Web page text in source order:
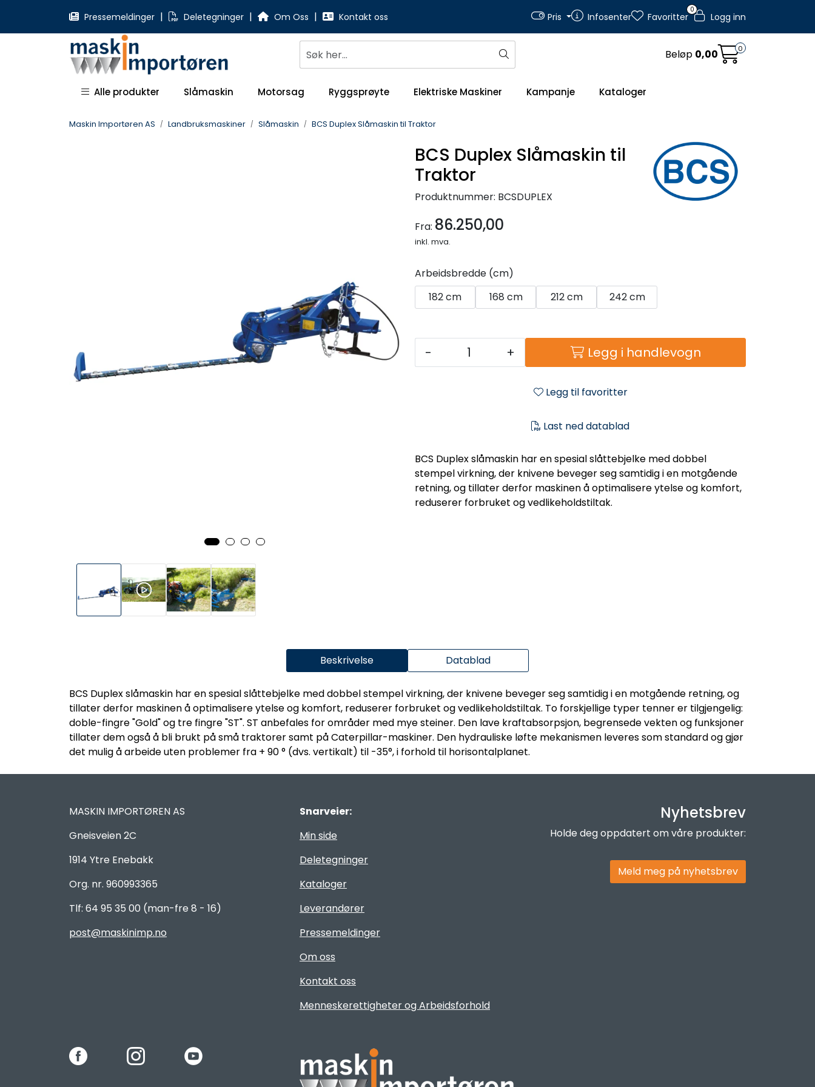
Pressemeldinger | Deletegninger | Om Oss | Kontakt oss Pris Infosenter
0
Favoritter Logg inn
Beløp 0,00 0
Alle produkter Slåmaskin Motorsag Ryggsprøyte Elektriske Maskiner Kampanje Kataloger
Maskin Importøren AS Landbruksmaskiner Slåmaskin BCS Duplex Slåmaskin til Traktor
BCS Duplex Slåmaskin til
Traktor
Produktnummer: BCSDUPLEX
Fra: 86.250,00
inkl. mva.
Arbeidsbredde (cm)
182 cm
168 cm 212 cm 242 cm
- + Legg i handlevogn
Legg til favoritter
Last ned datablad
BCS Duplex slåmaskin har en spesial slåttebjelke med dobbel
stempel virkning, der knivene beveger seg samtidig i en motgående
retning, og tillater derfor maskinen å optimalisere ytelse og komfort,
reduserer forbruket og vedlikeholdstiltak.
Beskrivelse Datablad
BCS Duplex slåmaskin har en spesial slåttebjelke med dobbel stempel virkning, der knivene beveger seg samtidig i en motgående retning, og
tillater derfor maskinen å optimalisere ytelse og komfort, reduserer forbruket og vedlikeholdstiltak. To forskjellige typer tenner er tilgjengelig:
doble-fingre "Gold" og tre fingre "ST". ST anbefales for områder med mye steiner. Den lave kraftabsorpsjon, begrensede vekten og funksjoner
tillater dem også å bli brukt på små traktorer samt på Caterpillar-maskiner. Den hydrauliske løfte mekanismen leveres som standard og gjør
det mulig å arbeide uten problemer fra + 90 ° (dvs. vertikalt) til -35°, i forhold til horisontalplanet.
MASKIN IMPORTØREN AS
Gneisveien 2C
1914 Ytre Enebakk
Org. nr. 960993365
Tlf: 64 95 35 00 (man-fre 8 - 16)
post@maskinimp.no
Snarveier:
Min side
Deletegninger
Kataloger
Leverandører
Pressemeldinger
Om oss
Kontakt oss
Menneskerettigheter og Arbeidsforhold
Nyhetsbrev
Holde deg oppdatert om våre produkter:
Meld meg på nyhetsbrev